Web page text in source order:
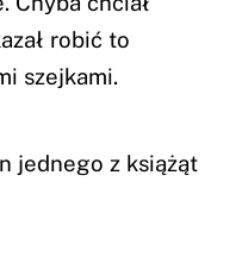
robić to
szejkami.
jednego z książąt